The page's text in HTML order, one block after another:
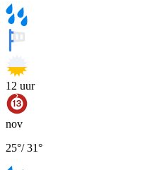
12 uur
nov
25°/31°